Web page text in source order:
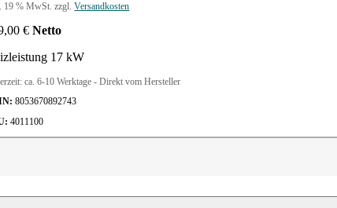
19 % MwSt. zzgl.Versandkosten
€ Netto
17 kW
ca. 6-10 Werktage - Direkt vom Hersteller
8053670892743
4011100